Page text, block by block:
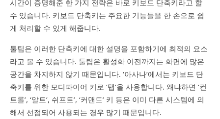
시간이 증명해준 한 가지 전략은 바로 키보드 단축키라고 할
수 있습니다. 키보드 단축키는 주요한 기능들을 한 손으로 쉽
게 처리할 수 있게 해줍니다.
툴팁은 이러한 단축키에 대한 설명을 포함하기에 최적의 요소
라고 볼 수 있습니다. 툴팁은 활성화 이전까지는 화면에 많은
공간을 차지하지 않기 때문입니다. ‘아사나’에서는 키보드 단
축키를 위한 모디파이어 키로 ‘탭’을 사용합니다. 왜냐하면 ‘컨
트롤’, ‘알트’, 쉬프트’, ‘커맨드’ 키 등은 이미 다른 시스템에 의
해서 선점되어 사용되는 경우 많기 때문입니다.